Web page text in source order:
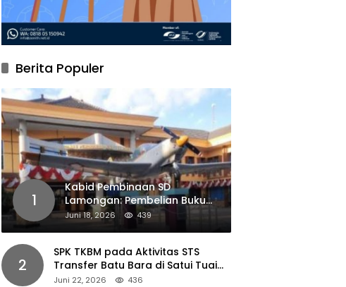
Berita Populer
1
Kabid Pembinaan SD
Lamongan: Pembelian Buku
Pendamping Tidak Boleh
Dipaksakan
Juni 18, 2026 439
2
SPK TKBM pada Aktivitas STS
Transfer Batu Bara di Satui Tuai
Sorotan
Juni 22, 2026 436